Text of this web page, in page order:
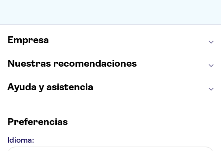
Parque Warner
Empresa
Nuestras recomendaciones
Ayuda y asistencia
Preferencias
Idioma: